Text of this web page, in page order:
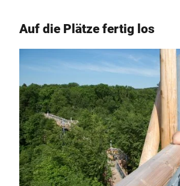
Auf die Plätze fertig los